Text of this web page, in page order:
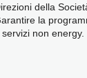
della
la
servizi non energy.